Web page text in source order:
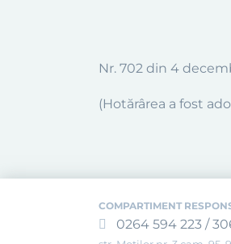
Nr. 702 din 4
(Hotărârea a fost
COMPARTIMENT
0264 594 223 /